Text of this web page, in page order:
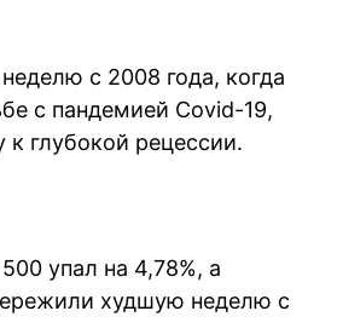
с 2008 года, когда
с пандемией Covid-19,
глубокой рецессии.
упал на 4,78%, а
худшую неделю с